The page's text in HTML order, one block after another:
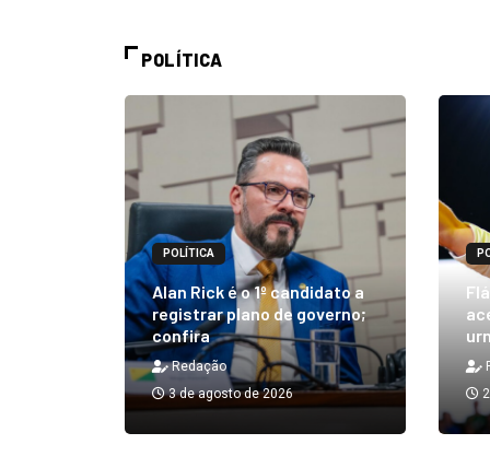
POLÍTICA
POLÍTICA
Alan Rick é o 1º candidato a
registrar plano de governo;
confira
Redação
3 de agosto de 2026